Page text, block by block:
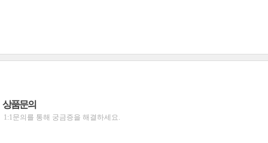
상품문의
1:1문의를 통해 궁금증을 해결하세요.